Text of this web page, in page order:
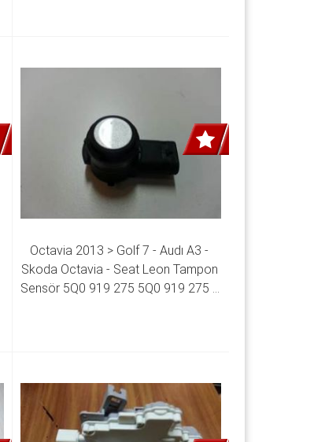
Octavia 2013 > Golf 7 - Audı A3 -
Skoda Octavia - Seat Leon Tampon
Sensör 5Q0 919 275 5Q0 919 275 B